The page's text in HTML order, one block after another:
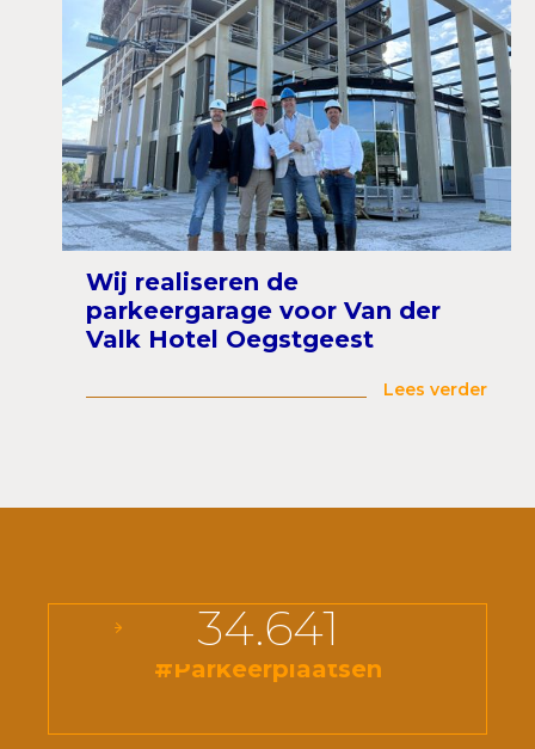
Wij realiseren de
parkeergarage voor Van der
Valk Hotel Oegstgeest
Lees verder
#Parkeerplaatsen
34.641